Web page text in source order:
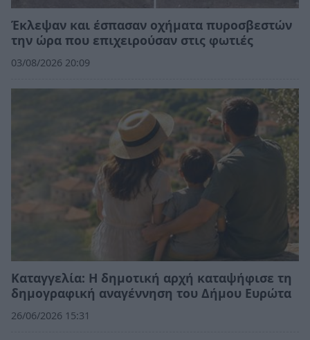
Έκλεψαν και έσπασαν οχήματα πυροσβεστών
την ώρα που επιχειρούσαν στις φωτιές
03/08/2026 20:09
Καταγγελία: Η δημοτική αρχή καταψήφισε τη
δημογραφική αναγέννηση του Δήμου Ευρώτα
26/06/2026 15:31